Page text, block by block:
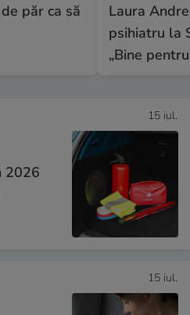
păr ca să
Laura
psihiatru la
„Bine
15 iul.
2026
15 iul.